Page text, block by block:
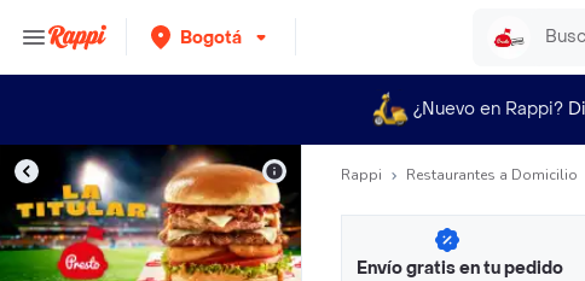
Bogotá
¿Nuevo en Rappi?
Rappi Restaurantes a Domicilio
Envío gratis en tu pedido